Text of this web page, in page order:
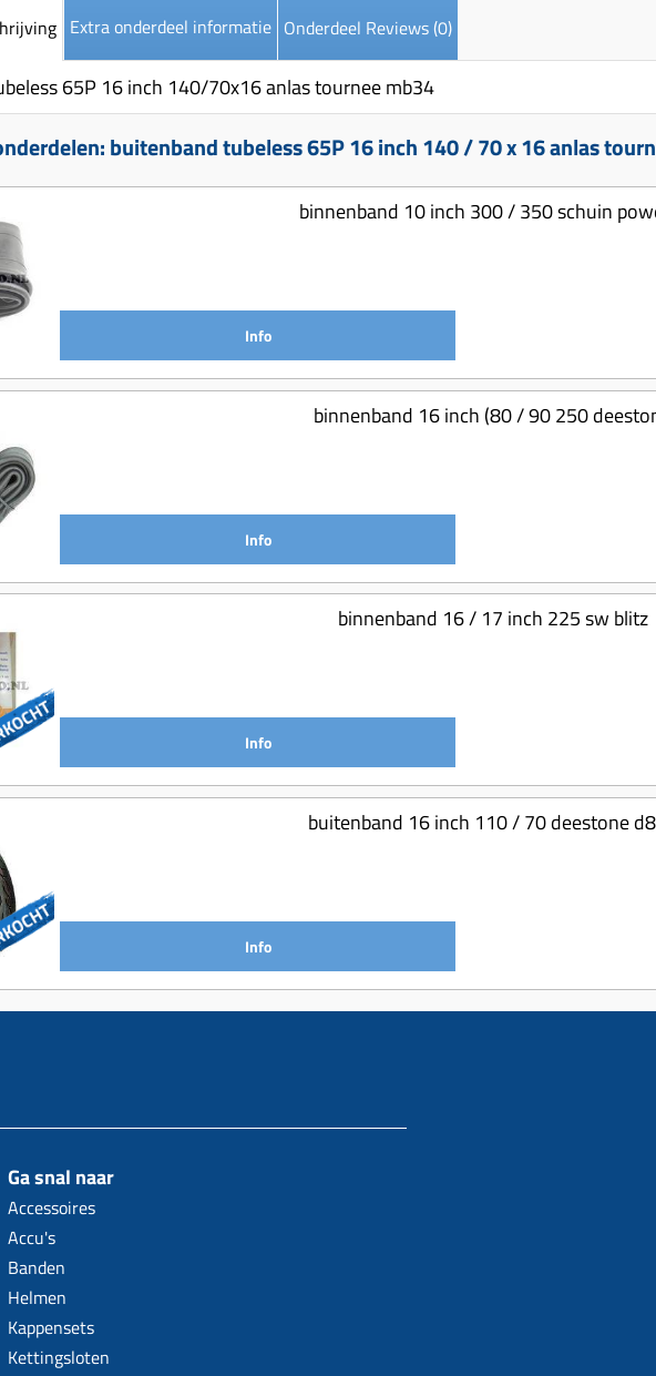
Extra onderdeel informatie Onderdeel Reviews (0)
65P 16 inch 140/70x16 anlas tournee mb34
buitenband tubeless 65P 16 inch 140 / 70 x 16 anlas
binnenband 10 inch 300 / 350 schuin
Info
binnenband 16 inch (80 / 90 250
Info
binnenband 16 / 17 inch 225 sw blitz
Info
buitenband 16 inch 110 / 70 deestone
Info
Ga snal naar
Accessoires
Accu's
Banden
Helmen
Kappensets
Kettingsloten